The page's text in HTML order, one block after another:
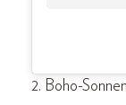
2. Boho-